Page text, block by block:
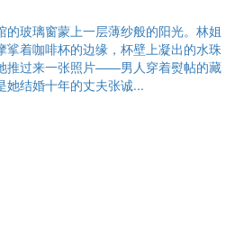
的玻璃窗蒙上一层薄纱般的阳光。林姐
挲着咖啡杯的边缘，杯壁上凝出的水珠
推过来一张照片——男人穿着熨帖的藏
她结婚十年的丈夫张诚...